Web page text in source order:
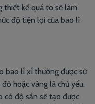
thiết kế quá to sẽ làm
độ tiện lợi của bao lì
bao lì xì thường được sử
hoặc vàng là chủ yếu.
có độ sần sẽ tạo được